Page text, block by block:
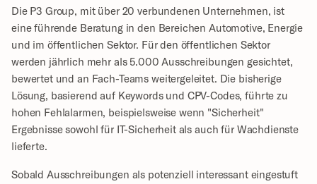
Die P3 Group, mit über 20 verbundenen Unternehmen, ist
eine führende Beratung in den Bereichen Automotive, Energie
und im öffentlichen Sektor. Für den öffentlichen Sektor
werden jährlich mehr als 5.000 Ausschreibungen gesichtet,
bewertet und an Fach-Teams weitergeleitet. Die bisherige
Lösung, basierend auf Keywords und CPV-Codes, führte zu
hohen Fehlalarmen, beispielsweise wenn "Sicherheit"
Ergebnisse sowohl für IT-Sicherheit als auch für Wachdienste
lieferte.
Sobald Ausschreibungen als potenziell interessant eingestuft